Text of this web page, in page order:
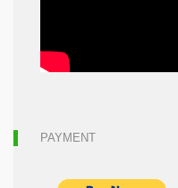
PAYMENT